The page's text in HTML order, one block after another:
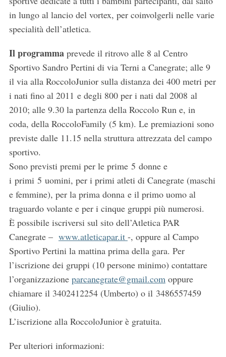
in lungo al lancio del vortex, per coinvolgerli nelle varie
specialità dell’atletica.
Il programmaprevede il ritrovo alle 8 al Centro
Sportivo Sandro Pertini di via Terni a Canegrate; alle 9
il via alla RoccoloJunior sulla distanza dei 400 metri per
i nati fino al 2011 e degli 800 per i nati dal 2008 al
2010; alle 9.30 la partenza della Roccolo Run e, in
coda, della RoccoloFamily (5 km). Le premiazioni sono
previste dalle 11.15 nella struttura attrezzata del campo
sportivo.
Sono previsti premi per le prime 5 donne e
i primi 5 uomini, per i primi atleti di Canegrate (maschi
e femmine), per la prima donna e il primo uomo al
traguardo volante e per i cinque gruppi più numerosi.
È possibile iscriversi sul sito dell’Atletica PAR
Canegrate – www.atleticapar.it -, oppure al Campo
Sportivo Pertini la mattina prima della gara. Per
l’iscrizione dei gruppi (10 persone minimo) contattare
l’organizzazione parcanegrate@gmail.comoppure
chiamare il 3402412254 (Umberto) o il 3486557459
(Giulio).
L’iscrizione alla RoccoloJunior è gratuita.
Per ulteriori informazioni:
S
e
a
r
h
f
o